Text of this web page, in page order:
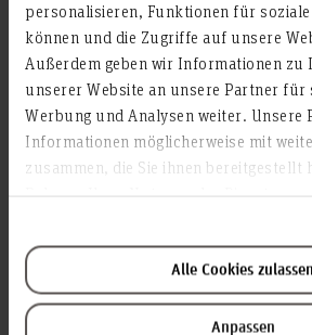
personalisieren, Funktionen für soziale
können und die Zugriffe auf unsere
Außerdem geben wir Informationen zu
unserer Website an unsere Partner für
Werbung und Analysen weiter. Unsere
Informationen möglicherweise mit
zusammen, die Sie ihnen bereitgestellt
Alle Cookies zulassen
Anpassen
Semester 5:
Projekt im beruflichen
4,5 Präsenztage á 8 Std.
Semester 6:
Anfertigen der Masterarbeit
Achtung:
Absolvent*innen von
wie ECTS-Kreditpunkte aus dem
angerechnet werden (individuelle